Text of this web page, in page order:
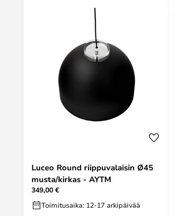
Luceo Round riippuvalaisin Ø45
musta/kirkas - AYTM
349,00 €
Toimitusaika: 12-17 arkipäivää